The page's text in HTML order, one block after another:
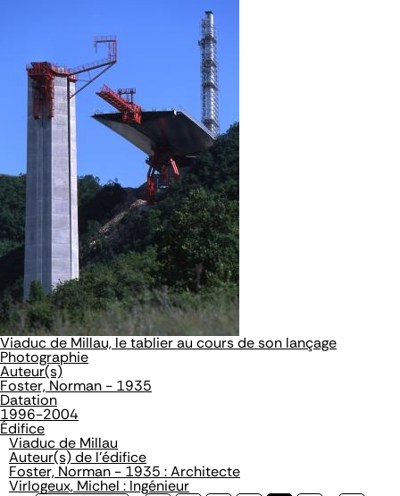
Viaduc de Millau, le tablier au cours de son lançage
Photographie
Auteur(s)
Foster, Norman - 1935
Datation
1996-2004
Édifice
Viaduc de Millau
Auteur(s) de l'édifice
Foster, Norman - 1935 : Architecte
Virlogeux, Michel : Ingénieur